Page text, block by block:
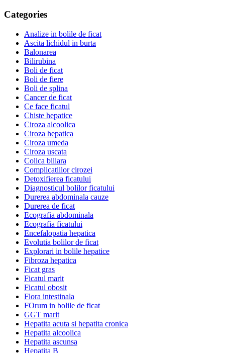
Categories
Analize in bolile de ficat
Ascita lichidul in burta
Balonarea
Bilirubina
Boli de ficat
Boli de fiere
Boli de splina
Cancer de ficat
Ce face ficatul
Chiste hepatice
Ciroza alcoolica
Ciroza hepatica
Ciroza umeda
Ciroza uscata
Colica biliara
Complicatiilor cirozei
Detoxifierea ficatului
Diagnosticul bolilor ficatului
Durerea abdominala cauze
Durerea de ficat
Ecografia abdominala
Ecografia ficatului
Encefalopatia hepatica
Evolutia bolilor de ficat
Explorari in bolile hepatice
Fibroza hepatica
Ficat gras
Ficatul marit
Ficatul obosit
Flora intestinala
FOrum in bolile de ficat
GGT marit
Hepatita acuta si hepatita cronica
Hepatita alcoolica
Hepatita ascunsa
Hepatita B